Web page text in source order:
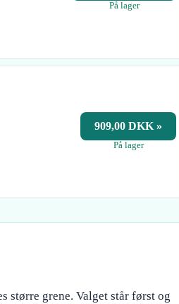
På lager
909,00 DKK »
På lager
større grene. Valget står først og